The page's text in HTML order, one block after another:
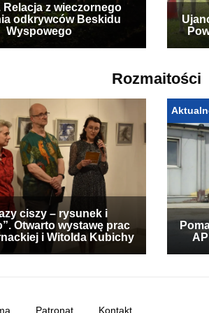
Relacja z wieczornego
odkrywców Beskidu
Wyspowego
Rozmaitości
ciszy – rysunek i
Otwarto wystawę prac
i Witolda Kubichy
Patronat Kontakt